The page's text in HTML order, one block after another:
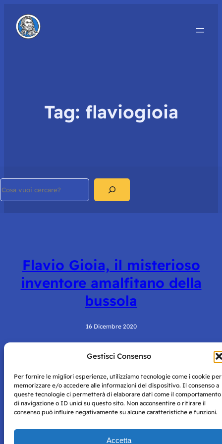
Gestisci Consenso
Per fornire le migliori esperienze, utilizziamo tecnologie come i cookie per
memorizzare e/o accedere alle informazioni del dispositivo. Il consenso a
queste tecnologie ci permetterà di elaborare dati come il comportamento
di navigazione o ID unici su questo sito. Non acconsentire o ritirare il
consenso può influire negativamente su alcune caratteristiche e funzioni.
Accetta
Tag: flaviogioia
Flavio Gioia, il misterioso
inventore amalfitano della
bussola
16 Dicembre 2020
Napoli con autorizzazione numero 38 del 25/9/2019.
Tutte le immagini e i contenuti su questo sito sono forniti